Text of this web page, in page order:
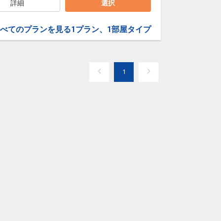
詳細 選択
てのプランを見る1プラン、1部屋タイプ
1